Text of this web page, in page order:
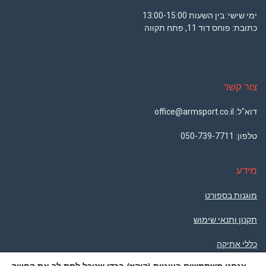
ימי שישי: בין השעות 13:00-15:00
כתובת: פוחס דוד 11, פתח תקווה
צור קשר
דוא"ל: office@armsport.co.il
טלפון: 050-739-7711
מידע
מוגנות בספורט
תקנון ותנאי שימוש
כללי אתיקה